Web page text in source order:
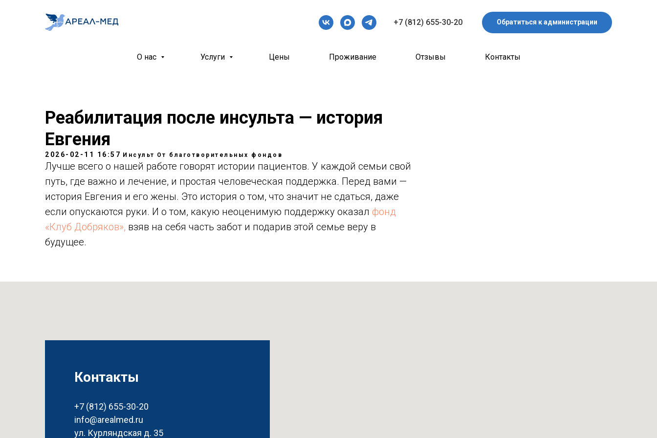
+7 (812) 655-30-20 Обратиться к администрации
О нас Услуги Цены Проживание Отзывы Контакты
Реабилитация после инсульта — история
Евгения
2026-02-11 16:57 Инсульт От благотворительных фондов
Лучше всего о нашей работе говорят истории пациентов. У каждой семьи свой
путь, где важно и лечение, и простая человеческая поддержка. Перед вами —
история Евгения и его жены. Это история о том, что значит не сдаться, даже
если опускаются руки. И о том, какую неоценимую поддержку оказал фонд
«Клуб Добряков», взяв на себя часть забот и подарив этой семье веру в
будущее.
Контакты
+7 (812) 655-30-20
info@arealmed.ru
ул. Курляндская д. 35